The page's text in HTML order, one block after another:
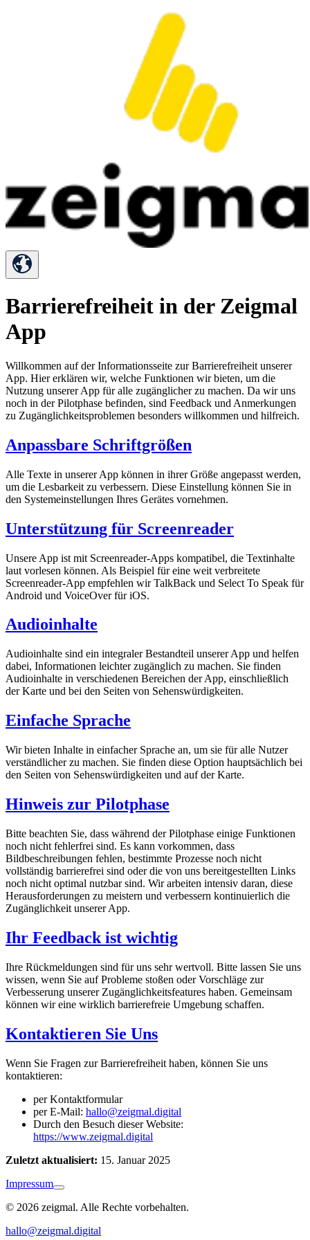
Barrierefreiheit in der Zeigmal
App
Willkommen auf der Informationsseite zur Barrierefreiheit unserer
App. Hier erklären wir, welche Funktionen wir bieten, um die
Nutzung unserer App für alle zugänglicher zu machen. Da wir uns
noch in der Pilotphase befinden, sind Feedback und Anmerkungen
zu Zugänglichkeitsproblemen besonders willkommen und hilfreich.
Anpassbare Schriftgrößen
Alle Texte in unserer App können in ihrer Größe angepasst werden,
um die Lesbarkeit zu verbessern. Diese Einstellung können Sie in
den Systemeinstellungen Ihres Gerätes vornehmen.
Unterstützung für Screenreader
Unsere App ist mit Screenreader-Apps kompatibel, die Textinhalte
laut vorlesen können. Als Beispiel für eine weit verbreitete
Screenreader-App empfehlen wir TalkBack und Select To Speak für
Android und VoiceOver für iOS.
Audioinhalte
Audioinhalte sind ein integraler Bestandteil unserer App und helfen
dabei, Informationen leichter zugänglich zu machen. Sie finden
Audioinhalte in verschiedenen Bereichen der App, einschließlich
der Karte und bei den Seiten von Sehenswürdigkeiten.
Einfache Sprache
Wir bieten Inhalte in einfacher Sprache an, um sie für alle Nutzer
verständlicher zu machen. Sie finden diese Option hauptsächlich bei
den Seiten von Sehenswürdigkeiten und auf der Karte.
Hinweis zur Pilotphase
Bitte beachten Sie, dass während der Pilotphase einige Funktionen
noch nicht fehlerfrei sind. Es kann vorkommen, dass
Bildbeschreibungen fehlen, bestimmte Prozesse noch nicht
vollständig barrierefrei sind oder die von uns bereitgestellten Links
noch nicht optimal nutzbar sind. Wir arbeiten intensiv daran, diese
Herausforderungen zu meistern und verbessern kontinuierlich die
Zugänglichkeit unserer App.
Ihr Feedback ist wichtig
Ihre Rückmeldungen sind für uns sehr wertvoll. Bitte lassen Sie uns
wissen, wenn Sie auf Probleme stoßen oder Vorschläge zur
Verbesserung unserer Zugänglichkeitsfeatures haben. Gemeinsam
können wir eine wirklich barrierefreie Umgebung schaffen.
Kontaktieren Sie Uns
Wenn Sie Fragen zur Barrierefreiheit haben, können Sie uns
kontaktieren:
per Kontaktformular
per E-Mail: hallo@zeigmal.digital
Durch den Besuch dieser Website:
https://www.zeigmal.digital
Zuletzt aktualisiert: 15. Januar 2025
Impressum
© 2026 zeigmal. Alle Rechte vorbehalten.
hallo@zeigmal.digital